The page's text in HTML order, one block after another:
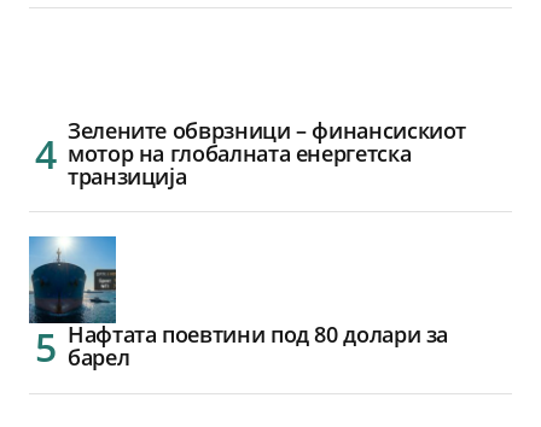
Зелените обврзници – финансискиот
мотор на глобалната енергетска
транзиција
Нафтата поевтини под 80 долари за
барел